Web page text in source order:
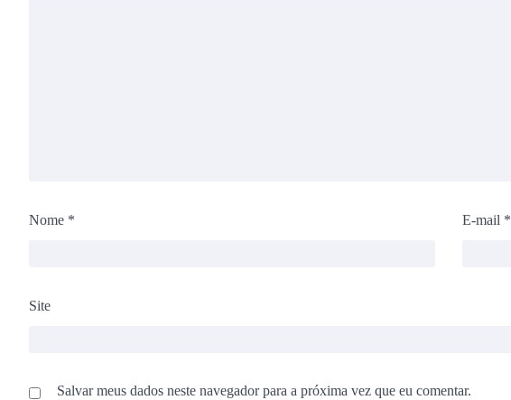
Nome * E-mail *
Site
Salvar meus dados neste navegador para a próxima vez que eu comentar.